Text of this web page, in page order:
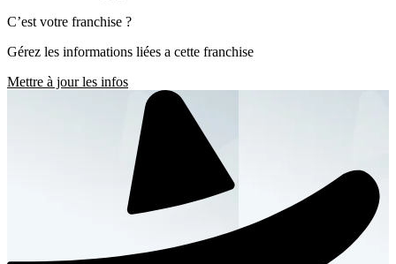
C’est votre franchise ?
Gérez les informations liées a cette franchise
Mettre à jour les infos